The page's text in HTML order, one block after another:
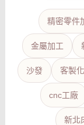
精密零件
金屬加工
沙發 客製
cnc工廠
新北